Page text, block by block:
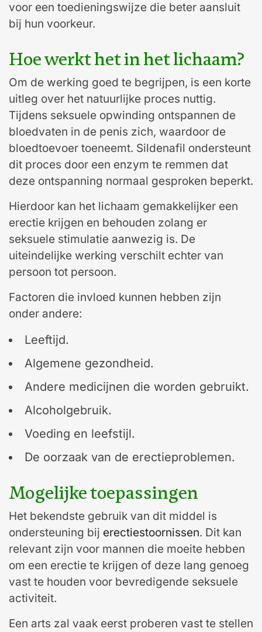
voor een toedieningswijze die beter aansluit
bij hun voorkeur.
Hoe werkt het in het lichaam?
Om de werking goed te begrijpen, is een korte
uitleg over het natuurlijke proces nuttig.
Tijdens seksuele opwinding ontspannen de
bloedvaten in de penis zich, waardoor de
bloedtoevoer toeneemt. Sildenafil ondersteunt
dit proces door een enzym te remmen dat
deze ontspanning normaal gesproken beperkt.
Hierdoor kan het lichaam gemakkelijker een
erectie krijgen en behouden zolang er
seksuele stimulatie aanwezig is. De
uiteindelijke werking verschilt echter van
persoon tot persoon.
Factoren die invloed kunnen hebben zijn
onder andere:
Leeftijd.
Algemene gezondheid.
Andere medicijnen die worden gebruikt.
Alcoholgebruik.
Voeding en leefstijl.
De oorzaak van de erectieproblemen.
Mogelijke toepassingen
Het bekendste gebruik van dit middel is
ondersteuning bij erectiestoornissen. Dit kan
relevant zijn voor mannen die moeite hebben
om een erectie te krijgen of deze lang genoeg
vast te houden voor bevredigende seksuele
activiteit.
Een arts zal vaak eerst proberen vast te stellen